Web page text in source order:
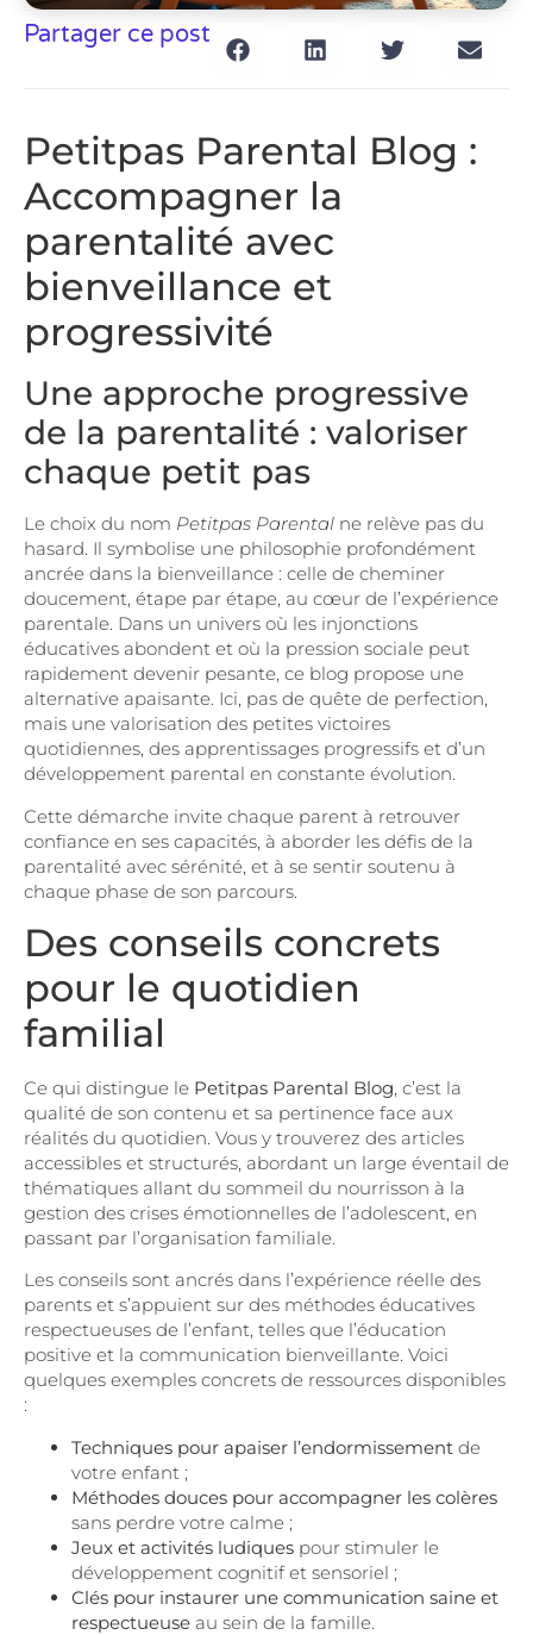
Partager ce post
Petitpas Parental Blog :
Accompagner la
parentalité avec
bienveillance et
progressivité
Une approche progressive
de la parentalité : valoriser
chaque petit pas
Le choix du nom Petitpas Parental ne relève pas du
hasard. Il symbolise une philosophie profondément
ancrée dans la bienveillance : celle de cheminer
doucement, étape par étape, au cœur de l’expérience
parentale. Dans un univers où les injonctions
éducatives abondent et où la pression sociale peut
rapidement devenir pesante, ce blog propose une
alternative apaisante. Ici, pas de quête de perfection,
mais une valorisation des petites victoires
quotidiennes, des apprentissages progressifs et d’un
développement parental en constante évolution.
Cette démarche invite chaque parent à retrouver
confiance en ses capacités, à aborder les défis de la
parentalité avec sérénité, et à se sentir soutenu à
chaque phase de son parcours.
Des conseils concrets
pour le quotidien
familial
Ce qui distingue le Petitpas Parental Blog, c’est la
qualité de son contenu et sa pertinence face aux
réalités du quotidien. Vous y trouverez des articles
accessibles et structurés, abordant un large éventail de
thématiques allant du sommeil du nourrisson à la
gestion des crises émotionnelles de l’adolescent, en
passant par l’organisation familiale.
Les conseils sont ancrés dans l’expérience réelle des
parents et s’appuient sur des méthodes éducatives
respectueuses de l’enfant, telles que l’éducation
positive et la communication bienveillante. Voici
quelques exemples concrets de ressources disponibles
:
Techniques pour apaiser l’endormissement de
votre enfant ;
Méthodes douces pour accompagner les colères
sans perdre votre calme ;
Jeux et activités ludiques pour stimuler le
développement cognitif et sensoriel ;
Clés pour instaurer une communication saine et
respectueuse au sein de la famille.